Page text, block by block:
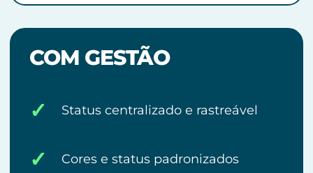
COM GESTÃO
✓ Status centralizado e rastreável
✓ Cores e status padronizados